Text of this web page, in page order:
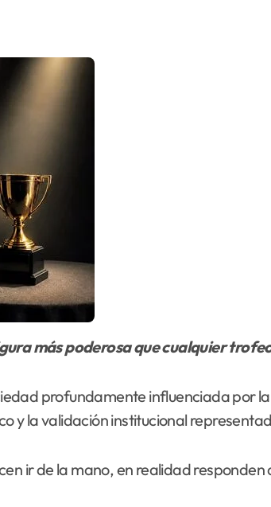
más poderosa que cualquier
profundamente influenciada por
y la validación institucional
ir de la mano, en realidad